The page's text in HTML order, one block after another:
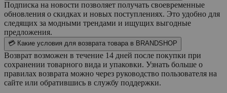
Подписка на новости позволяет получать своевременные
обновления о скидках и новых поступлениях. Это удобно для
следящих за модными трендами и ищущих выгодные
предложения.
💳 Какие условия для возврата товара в BRANDSHOP
Возврат возможен в течение 14 дней после покупки при
сохранении товарного вида и упаковки. Узнать больше о
правилах возврата можно через руководство пользователя на
сайте или обратившись в службу поддержки.